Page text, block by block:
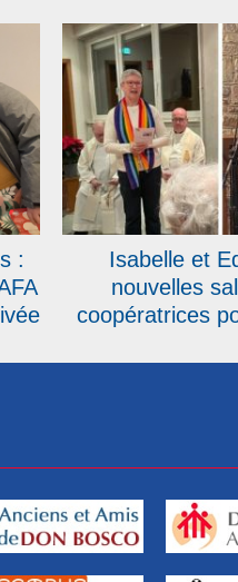
:
Isabelle et
nouvelles
coopératrices